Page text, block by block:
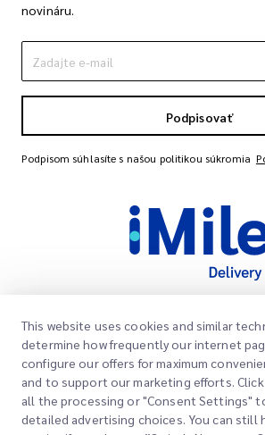
novináru.
Podpisovať
Podpisom súhlasíte s našou politikou súkromia
Rýchle odkazy
Miesto kancelárie
Žiadať citáciu
Spoločnosť
O nás
Naše služby
This website uses cookies and similar
determine how frequently our internet
configure our offers for maximum
and to support our marketing efforts.
all the processing or "Consent Settings"
detailed advertising choices. You can still